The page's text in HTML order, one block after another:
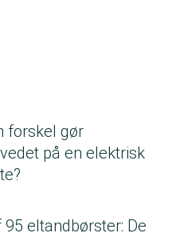
forskel gør
på en elektrisk
95 eltandbørster: De